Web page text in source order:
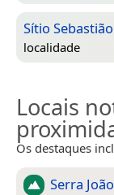
Sítio
localidade
Locais
Os destaques
Serra